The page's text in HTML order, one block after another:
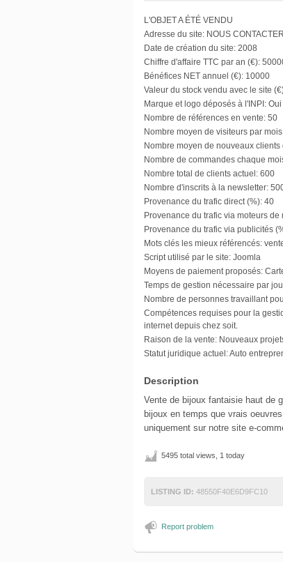
L'OBJET A ÉTÉ VENDU
Adresse du site: NOUS CONTACTER
Date de création du site: 2008
Chiffre d'affaire TTC par an (€):
Bénéfices NET annuel (€): 10000
Valeur du stock vendu avec le site
Marque et logo déposés à l'INPI: Oui
Nombre de références en vente: 50
Nombre moyen de visiteurs par
Nombre moyen de nouveaux clients
Nombre de commandes chaque
Nombre total de clients actuel: 600
Nombre d'inscrits à la newsletter:
Provenance du trafic direct (%): 40
Provenance du trafic via moteurs de
Provenance du trafic via publicités
Mots clés les mieux référencés:
Script utilisé par le site: Joomla
Moyens de paiement proposés:
Temps de gestion nécessaire par
Nombre de personnes travaillant
Compétences requises pour la
internet depuis chez soit.
Raison de la vente: Nouveaux
Statut juridique actuel:Auto
Description
Vente de bijoux fantaisie haut de
bijoux en temps que vrais
uniquement sur notre site e-
5495 total views, 1 today
LISTING ID: 48550F40E6D9FC10
Report problem